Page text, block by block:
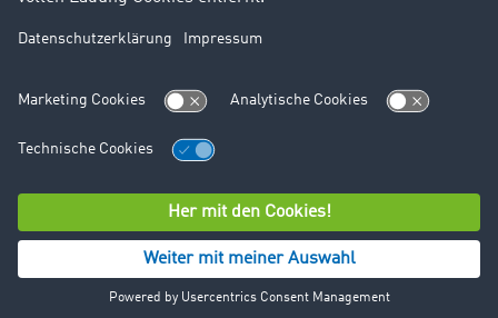
AGB
© TIMOCOM GmbH 2026. Alle Rechte vorbehalten